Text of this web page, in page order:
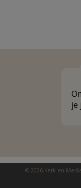
je
© 2026 Kerk en